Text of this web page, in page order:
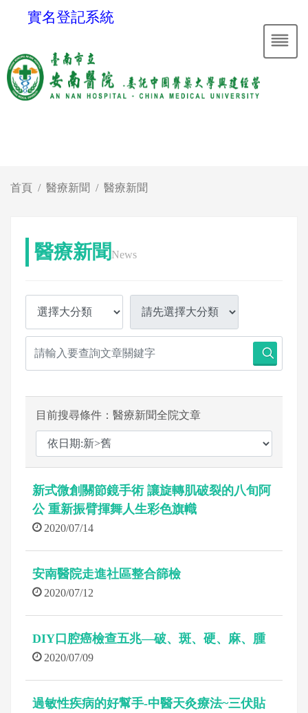
實名登記系統
首頁 醫療新聞 醫療新聞
醫療新聞 News
目前搜尋條件：醫療新聞全院文章
新式微創關節鏡手術 讓旋轉肌破裂的八旬阿
公 重新振臂揮舞人生彩色旗幟
2020/07/14
安南醫院走進社區整合篩檢
2020/07/12
DIY口腔癌檢查五兆—破、斑、硬、麻、腫
2020/07/09
過敏性疾病的好幫手-中醫天灸療法~三伏貼